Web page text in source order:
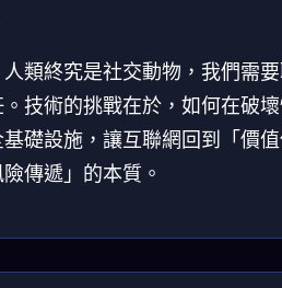
類終究是社交動物，我們需
技術的挑戰在於，如何在破
礎設施，讓互聯網回到「價
傳遞」的本質。